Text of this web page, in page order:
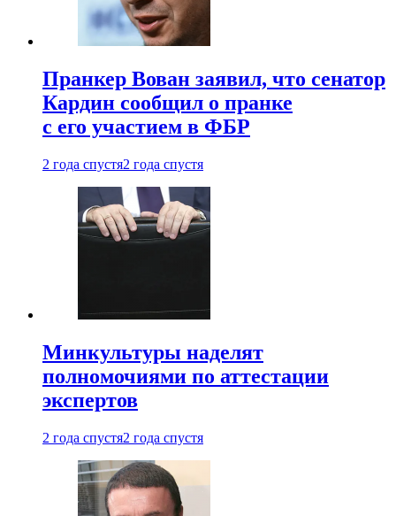
Пранкер Вован заявил, что сенатор
Кардин сообщил о пранке
с его участием в ФБР
2 года спустя2 года спустя
Минкультуры наделят
полномочиями по аттестации
экспертов
2 года спустя2 года спустя